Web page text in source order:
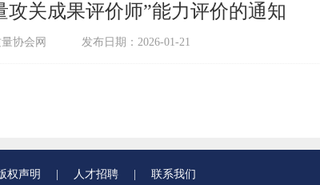
攻关成果评价师”能力评价的通知
协会网 发布日期：2026-01-21
权声明 人才招聘 联系我们